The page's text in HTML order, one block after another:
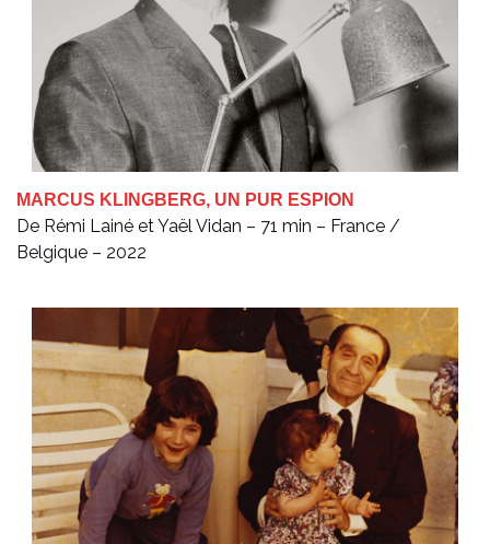
MARCUS KLINGBERG, UN PUR ESPION
De Rémi Lainé et Yaël Vidan – 71 min – France /
Belgique – 2022